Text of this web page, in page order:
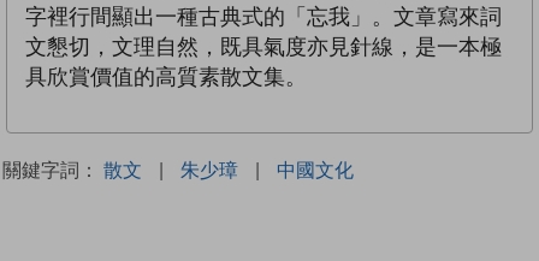
字裡行間顯出一種古典式的「忘我」。文章寫來詞
文懇切，文理自然，既具氣度亦見針線，是一本極
具欣賞價值的高質素散文集。
關鍵字詞： 散文 | 朱少璋 | 中國文化